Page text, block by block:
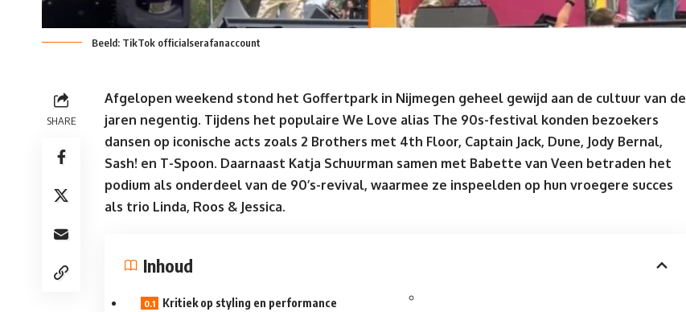
Beeld: TikTok officialserafanaccount
SHARE
Afgelopen weekend stond het Goffertpark in Nijmegen geheel gewijd aan de cultuur van de
jaren negentig. Tijdens het populaire We Love alias The 90s-festival konden bezoekers
dansen op iconische acts zoals 2 Brothers met 4th Floor, Captain Jack, Dune, Jody Bernal,
Sash! en T-Spoon. Daarnaast Katja Schuurman samen met Babette van Veen betraden het
podium als onderdeel van de 90’s-revival, waarmee ze inspeelden op hun vroegere succes
als trio Linda, Roos & Jessica.
Inhoud
Kritiek op styling en performance